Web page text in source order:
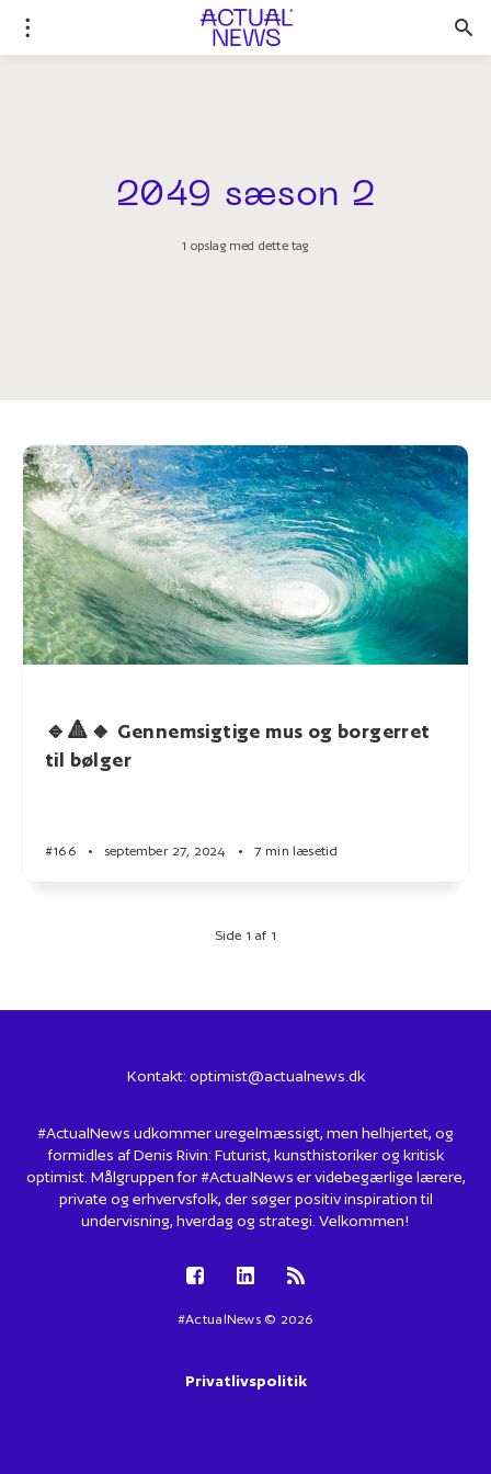
2049 sæson 2
1 opslag med dette tag
🔹🔺🔸 Gennemsigtige mus og borgerret
til bølger
#166 • september 27, 2024 • 7 min læsetid
Side 1 af 1
Kontakt: optimist@actualnews.dk
#ActualNews udkommer uregelmæssigt, men helhjertet, og
formidles af Denis Rivin: Futurist, kunsthistoriker og kritisk
optimist. Målgruppen for #ActualNews er videbegærlige lærere,
private og erhvervsfolk, der søger positiv inspiration til
undervisning, hverdag og strategi. Velkommen!
#ActualNews © 2026
Privatlivspolitik